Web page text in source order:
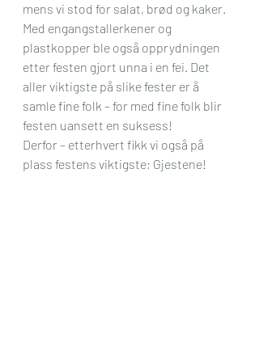
mens vi stod for salat, brød og kaker.
Med engangstallerkener og
plastkopper ble også opprydningen
etter festen gjort unna i en fei. Det
aller viktigste på slike fester er å
samle fine folk – for med fine folk blir
festen uansett en suksess!
Derfor – etterhvert fikk vi også på
plass festens viktigste; Gjestene!